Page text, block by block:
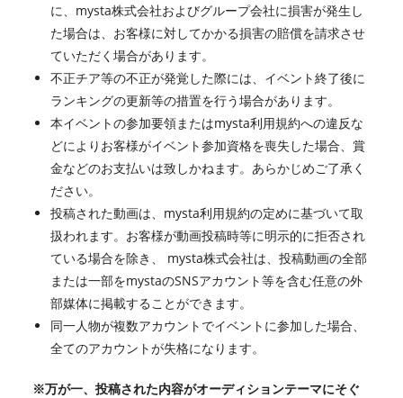
に、mysta株式会社およびグループ会社に損害が発生し
た場合は、お客様に対してかかる損害の賠償を請求させ
ていただく場合があります。
不正チア等の不正が発覚した際には、イベント終了後に
ランキングの更新等の措置を行う場合があります。
本イベントの参加要領またはmysta利用規約への違反な
どによりお客様がイベント参加資格を喪失した場合、賞
金などのお支払いは致しかねます。あらかじめご了承く
ださい。
投稿された動画は、mysta利用規約の定めに基づいて取
扱われます。お客様が動画投稿時等に明示的に拒否され
ている場合を除き、 mysta株式会社は、投稿動画の全部
または一部をmystaのSNSアカウント等を含む任意の外
部媒体に掲載することができます。
同一人物が複数アカウントでイベントに参加した場合、
全てのアカウントが失格になります。
※万が一、投稿された内容がオーディションテーマにそぐ